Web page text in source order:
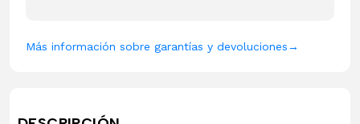
Más información sobre garantías y devoluciones→